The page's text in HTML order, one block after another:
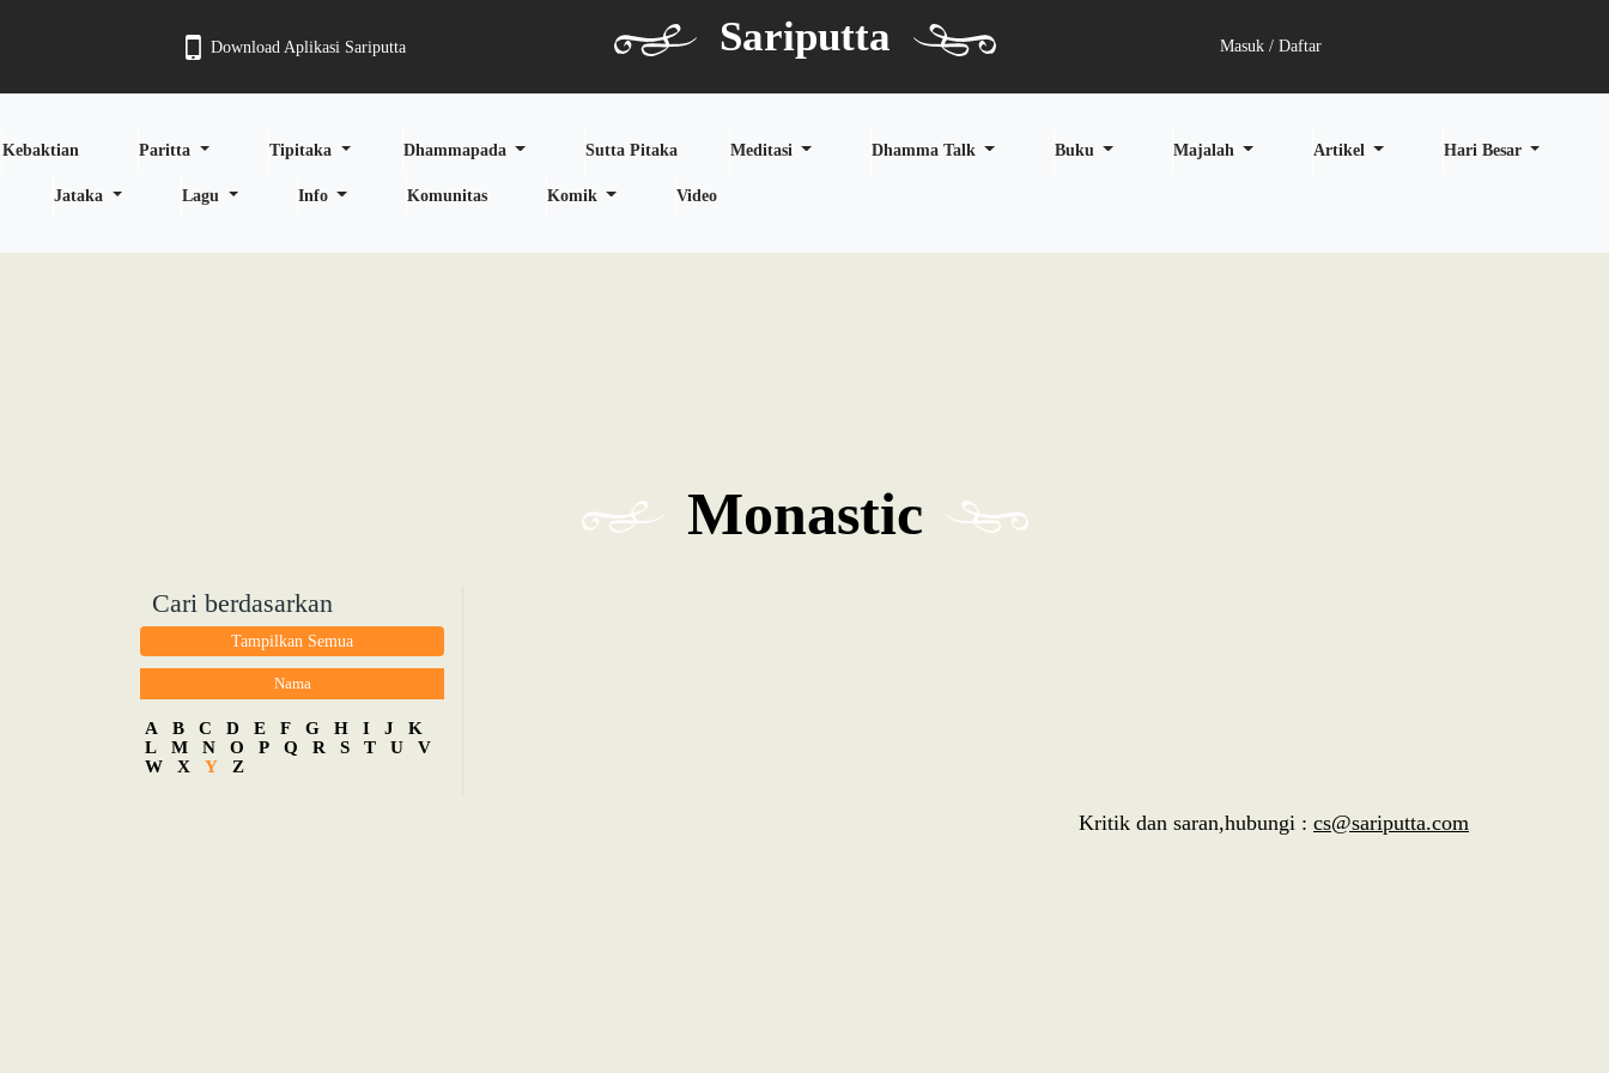
Download Aplikasi Sariputta Sariputta Masuk / Daftar
Kebaktian Paritta Tipitaka Dhammapada Sutta Pitaka Meditasi Dhamma Talk Buku Majalah Artikel Hari Besar
Jataka Lagu Info Komunitas Komik Video
Monastic
Cari berdasarkan
Tampilkan Semua
Nama
A B C D E F G H I J
K
L
M N O P Q R S T U
V
W
X Y Z
Kritik dan saran,hubungi : cs@sariputta.com